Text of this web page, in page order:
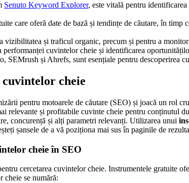
Senuto Keyword Explorer, este vitală pentru
care oferă date de bază și tendințe de căutare, în timp
vizibilitatea și traficul organic, precum și pentru a
cuvintelor cheie și identificarea
SEMrush și Ahrefs, sunt esențiale pentru descoperirea
cheie
pentru motoarele de căutare (SEO) și joacă un rol
relevante și profitabile cuvinte cheie pentru conținutul
concurență și alți parametri relevanți. Utilizarea unui
șansele de a vă poziționa mai sus în paginile de
cheie în SEO
cercetarea cuvintelor cheie. Instrumentele gratuite
cheie se numără: